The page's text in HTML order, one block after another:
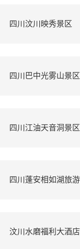
四川汶川映秀景区
四川巴中光雾山景区
四川江油天音洞景区
四川蓬安相如湖旅
汶川水磨福利大酒店